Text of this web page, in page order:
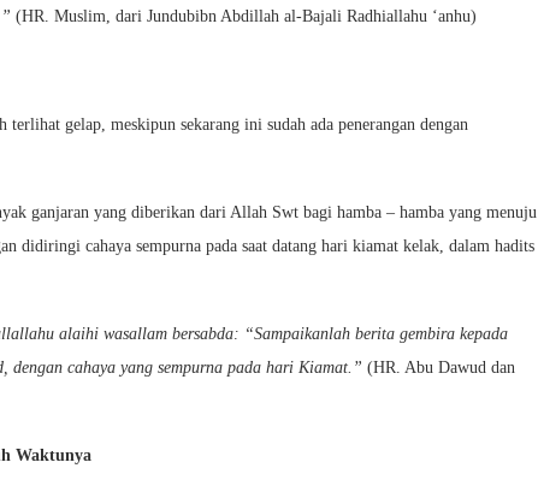
(HR. Muslim, dari Jundubibn Abdillah al-Bajali Radhiallahu ‘anhu)
gelap, meskipun sekarang ini sudah ada penerangan dengan
ganjaran yang diberikan dari Allah Swt bagi hamba – hamba yang menuju
didiringi cahaya sempurna pada saat datang hari kiamat kelak, dalam hadits
alaihi wasallam bersabda: “Sampaikanlah berita gembira kepada
cahaya yang sempurna pada hari Kiamat.” (HR. Abu Dawud dan
Waktunya